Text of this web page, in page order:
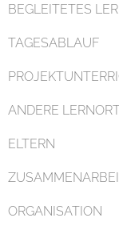
BEGLEITETES
TAGESABLAUF
ANDERE
ELTERN
ORGANISATION